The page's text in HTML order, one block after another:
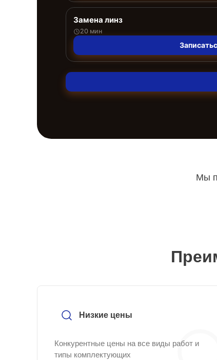
Замена линз
20 мин
Мы
Низкие цены
Конкурентные цены на все виды работ и
типы комплектующих